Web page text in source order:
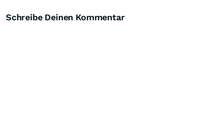
Schreibe Deinen Kommentar